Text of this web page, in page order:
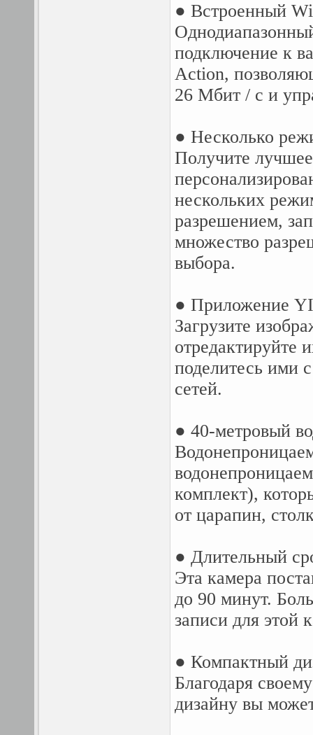
● Встроенный
подключение к
Action,
26 Мбит / с и
● Несколько
Получите
нескольких
разрешением,
множество
выбора.
● Приложение
Загрузите
отредактируйте
поделитесь ими
сетей.
● 40-метровый
комплект),
от царапин,
● Длительный
Эта камера
до 90 минут.
записи для этой
● Компактный
Благодаря
дизайну вы